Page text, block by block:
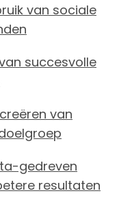
van sociale
succesvolle
van
gedreven
resultaten